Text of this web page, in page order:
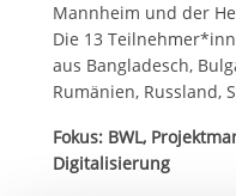
Mannheim und der
Die 13
aus Bangladesch,
Rumänien, Russland,
Fokus: BWL,
Digitalisierung